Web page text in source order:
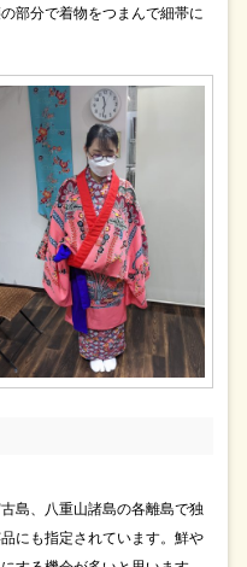
部分で着物をつまんで細帯に
島、八重山諸島の各離島で独
にも指定されています。鮮や